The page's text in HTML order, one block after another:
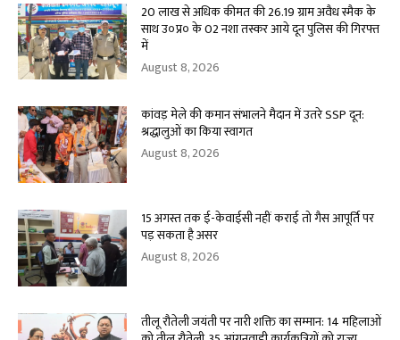
20 लाख से अधिक कीमत की 26.19 ग्राम अवैध स्मैक के
साथ उ०प्र० के 02 नशा तस्कर आये दून पुलिस की गिरफ्त
में
August 8, 2026
कांवड़ मेले की कमान संभालने मैदान में उतरे SSP दून:
श्रद्धालुओं का किया स्वागत
August 8, 2026
15 अगस्त तक ई-केवाईसी नहीं कराई तो गैस आपूर्ति पर
पड़ सकता है असर
August 8, 2026
तीलू रौतेली जयंती पर नारी शक्ति का सम्मान: 14 महिलाओं